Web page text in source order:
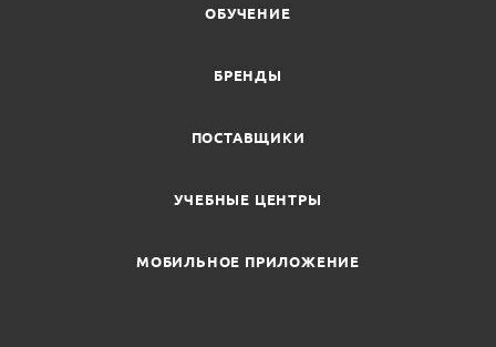
ОБУЧЕНИЕ
БРЕНДЫ
ПОСТАВЩИКИ
УЧЕБНЫЕ ЦЕНТРЫ
МОБИЛЬНОЕ ПРИЛОЖЕНИЕ